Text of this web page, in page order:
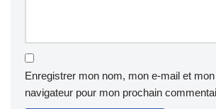
Enregistrer mon nom, mon e-mail et
navigateur pour mon prochain